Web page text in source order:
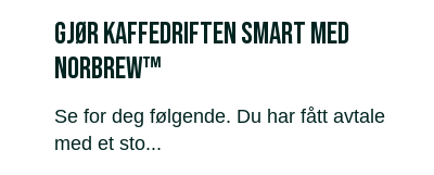
GJØR KAFFEDRIFTEN SMART MED
NORBREW™
Se for deg følgende. Du har fått avtale
med et sto...